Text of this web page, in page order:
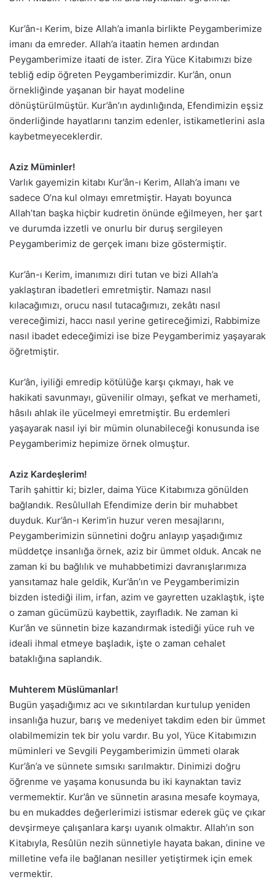
Kur’ân-ı Kerim, bize Allah’a imanla birlikte Peygamberimize
imanı da emreder. Allah’a itaatin hemen ardından
Peygamberimize itaati de ister. Zira Yüce Kitabımızı bize
tebliğ edip öğreten Peygamberimizdir. Kur’ân, onun
örnekliğinde yaşanan bir hayat modeline
dönüştürülmüştür. Kur’ân’ın aydınlığında, Efendimizin eşsiz
önderliğinde hayatlarını tanzim edenler, istikametlerini asla
kaybetmeyeceklerdir.
Aziz Müminler!
Varlık gayemizin kitabı Kur’ân-ı Kerim, Allah’a imanı ve
sadece O’na kul olmayı emretmiştir. Hayatı boyunca
Allah’tan başka hiçbir kudretin önünde eğilmeyen, her şart
ve durumda izzetli ve onurlu bir duruş sergileyen
Peygamberimiz de gerçek imanı bize göstermiştir.
Kur’ân-ı Kerim, imanımızı diri tutan ve bizi Allah’a
yaklaştıran ibadetleri emretmiştir. Namazı nasıl
kılacağımızı, orucu nasıl tutacağımızı, zekâtı nasıl
vereceğimizi, haccı nasıl yerine getireceğimizi, Rabbimize
nasıl ibadet edeceğimizi ise bize Peygamberimiz yaşayarak
öğretmiştir.
Kur’ân, iyiliği emredip kötülüğe karşı çıkmayı, hak ve
hakikati savunmayı, güvenilir olmayı, şefkat ve merhameti,
hâsılı ahlak ile yücelmeyi emretmiştir. Bu erdemleri
yaşayarak nasıl iyi bir mümin olunabileceği konusunda ise
Peygamberimiz hepimize örnek olmuştur.
Aziz Kardeşlerim!
Tarih şahittir ki; bizler, daima Yüce Kitabımıza gönülden
bağlandık. Resûlullah Efendimize derin bir muhabbet
duyduk. Kur’ân-ı Kerim’in huzur veren mesajlarını,
Peygamberimizin sünnetini doğru anlayıp yaşadığımız
müddetçe insanlığa örnek, aziz bir ümmet olduk. Ancak ne
zaman ki bu bağlılık ve muhabbetimizi davranışlarımıza
yansıtamaz hale geldik, Kur’ân’ın ve Peygamberimizin
bizden istediği ilim, irfan, azim ve gayretten uzaklaştık, işte
o zaman gücümüzü kaybettik, zayıfladık. Ne zaman ki
Kur’ân ve sünnetin bize kazandırmak istediği yüce ruh ve
ideali ihmal etmeye başladık, işte o zaman cehalet
bataklığına saplandık.
Muhterem Müslümanlar!
Bugün yaşadığımız acı ve sıkıntılardan kurtulup yeniden
insanlığa huzur, barış ve medeniyet takdim eden bir ümmet
olabilmemizin tek bir yolu vardır. Bu yol, Yüce Kitabımızın
müminleri ve Sevgili Peygamberimizin ümmeti olarak
Kur’ân’a ve sünnete sımsıkı sarılmaktır. Dinimizi doğru
öğrenme ve yaşama konusunda bu iki kaynaktan taviz
vermemektir. Kur’ân ve sünnetin arasına mesafe koymaya,
bu en mukaddes değerlerimizi istismar ederek güç ve çıkar
devşirmeye çalışanlara karşı uyanık olmaktır. Allah’ın son
Kitabıyla, Resûlün nezih sünnetiyle hayata bakan, dinine ve
milletine vefa ile bağlanan nesiller yetiştirmek için emek
vermektir.